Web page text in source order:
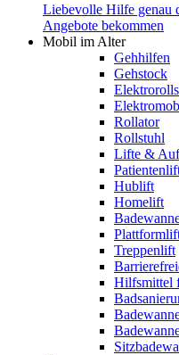
Liebevolle Hilfe genau
Angebote bekommen
Mobil im Alter
Gehhilfen
Gehstock
Rollator
Rollstuhl
Lifte &
Hublift
Homelift
Treppenlift
Hilfsmittel